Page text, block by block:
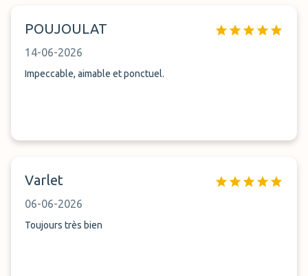
POUJOULAT
14-06-2026
Impeccable, aimable et ponctuel.
Varlet
06-06-2026
Toujours très bien